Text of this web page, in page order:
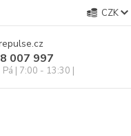
CZK
007 997
Pá | 7:00 - 13:30 |